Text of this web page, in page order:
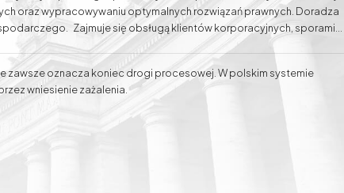
Sprawy spadkowe
oraz wypracowywaniu optymalnych rozwiązań prawnych. Doradza
Zajmuje się obsługą klientów korporacyjnych, sporami
w prowadzeniu sporów w ramach prawa pracy, jak również
oraz w reprezentowaniu Klientów przed sądami administracyjnymi.
sporów. Adwokat Ewelina Baranowska-Haber swój sukces
i zrozumieniu potrzeb Klienta.
zawsze oznacza koniec drogi procesowej. W polskim systemie
wniesienie zażalenia.